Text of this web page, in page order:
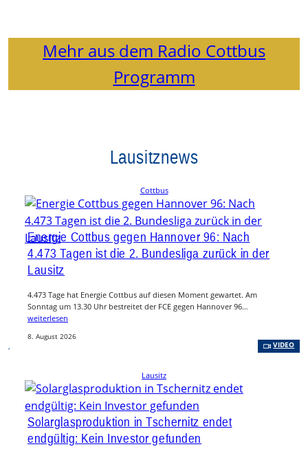
Mehr aus dem Radio Cottbus
Programm
Lausitznews
Cottbus
VIDEO
Energie Cottbus gegen Hannover 96: Nach
4.473 Tagen ist die 2. Bundesliga zurück in der
Lausitz
4.473 Tage hat Energie Cottbus auf diesen Moment gewartet. Am
Sonntag um 13.30 Uhr bestreitet der FCE gegen Hannover 96…
weiterlesen
8. August 2026
Lausitz
Solarglasproduktion in Tschernitz endet
endgültig: Kein Investor gefunden